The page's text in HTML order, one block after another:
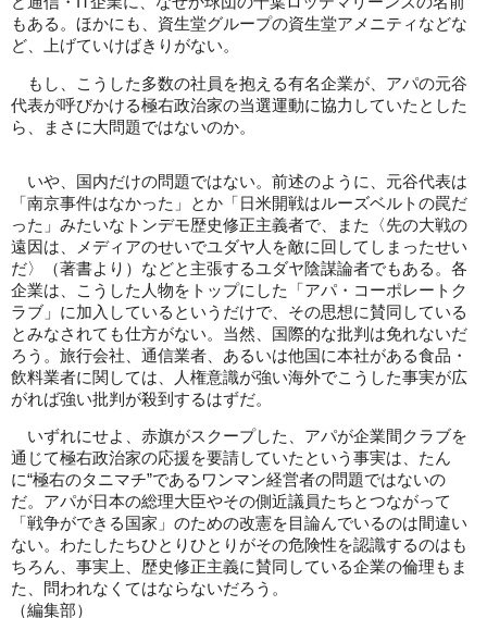
もある。ほかにも、資生堂グループの資生堂アメニティなどな
ど、上げていけばきりがない。
もし、こうした多数の社員を抱える有名企業が、アパの元谷
代表が呼びかける極右政治家の当選運動に協力していたとした
ら、まさに大問題ではないのか。
いや、国内だけの問題ではない。前述のように、元谷代表は
「南京事件はなかった」とか「日米開戦はルーズベルトの罠だ
った」みたいなトンデモ歴史修正主義者で、また〈先の大戦の
遠因は、メディアのせいでユダヤ人を敵に回してしまったせい
だ〉（著書より）などと主張するユダヤ陰謀論者でもある。各
企業は、こうした人物をトップにした「アパ・コーポレートク
ラブ」に加入しているというだけで、その思想に賛同している
とみなされても仕方がない。当然、国際的な批判は免れないだ
ろう。旅行会社、通信業者、あるいは他国に本社がある食品・
飲料業者に関しては、人権意識が強い海外でこうした事実が広
がれば強い批判が殺到するはずだ。
いずれにせよ、赤旗がスクープした、アパが企業間クラブを
通じて極右政治家の応援を要請していたという事実は、たん
に“極右のタニマチ”であるワンマン経営者の問題ではないの
だ。アパが日本の総理大臣やその側近議員たちとつながって
「戦争ができる国家」のための改憲を目論んでいるのは間違い
ない。わたしたちひとりひとりがその危険性を認識するのはも
ちろん、事実上、歴史修正主義に賛同している企業の倫理もま
た、問われなくてはならないだろう。
（編集部）